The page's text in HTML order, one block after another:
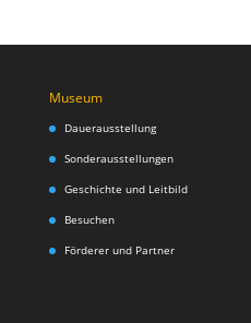
Museum
Dauerausstellung
Sonderausstellungen
Geschichte und Leitbild
Besuchen
Förderer und Partner